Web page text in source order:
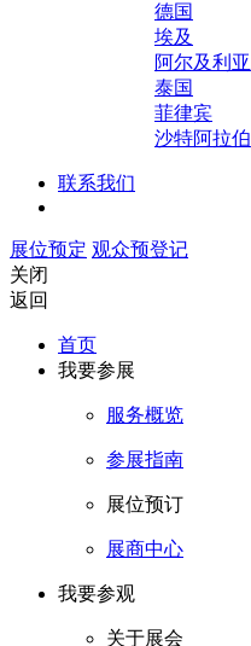
德国
埃及
阿尔及利亚
泰国
菲律宾
沙特阿拉伯
联系我们
展位预定 观众预登记
关闭
返回
首页
我要参展
服务概览
参展指南
展位预订
展商中心
我要参观
关于展会